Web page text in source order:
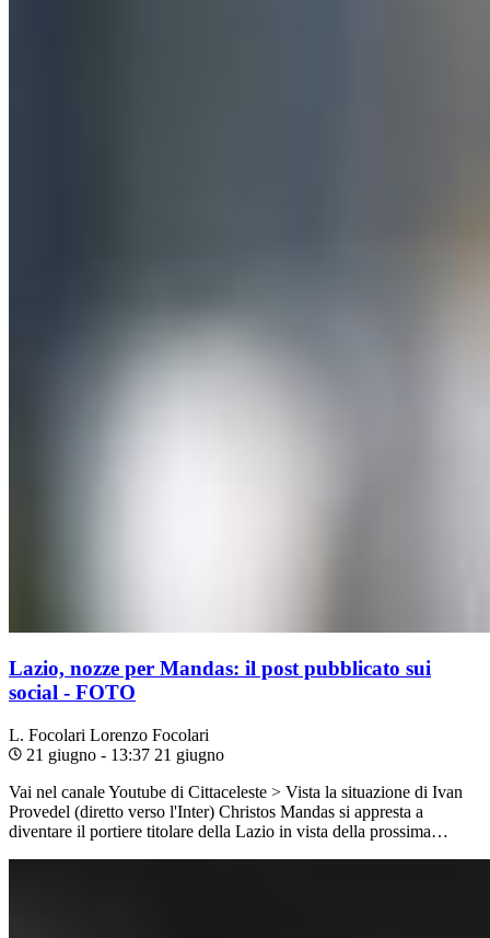
Lazio, nozze per Mandas: il post pubblicato sui
social - FOTO
L. Focolari Lorenzo Focolari
21 giugno - 13:37 21 giugno
Vai nel canale Youtube di Cittaceleste > Vista la situazione di Ivan
Provedel (diretto verso l'Inter) Christos Mandas si appresta a
diventare il portiere titolare della Lazio in vista della prossima…